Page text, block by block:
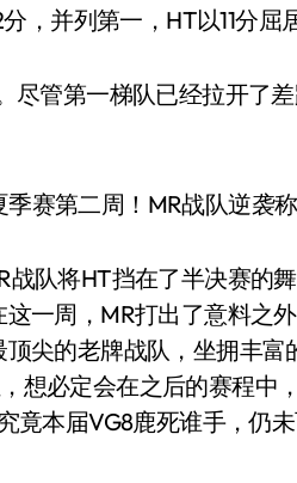
，并列第一，HT以11分屈
管第一梯队已经拉开了差
队将HT挡在了半决赛的
一周，MR打出了意料之
尖的老牌战队，坐拥丰
想必定会在之后的赛程中
竟本届VG8鹿死谁手，仍